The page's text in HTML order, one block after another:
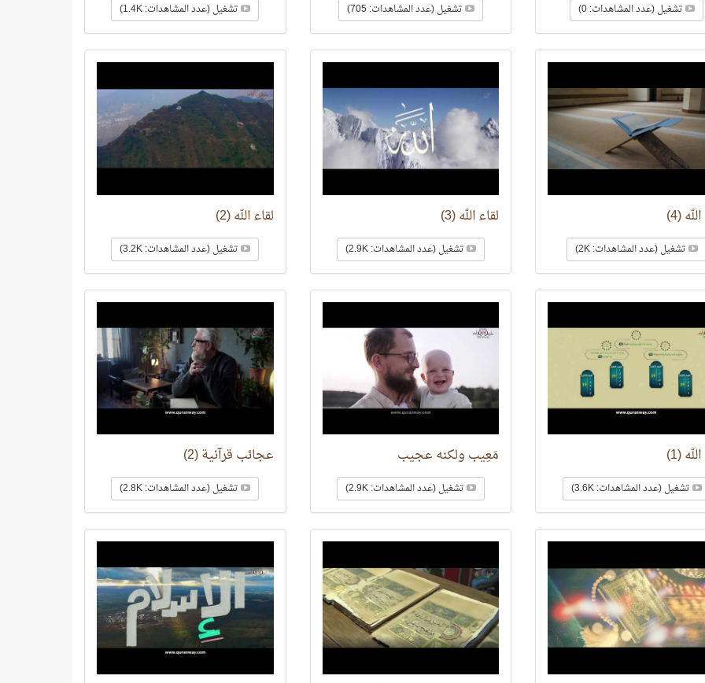
تشغيل (عدد المشاهدات: 0) تشغيل (عدد المشاهدات: 705) تشغيل (عدد المشاهدات: 1.4K)
(4)
تشغيل (عدد المشاهدات: 2K)
لقاء الله (3)
تشغيل (عدد المشاهدات: 2.9K)
لقاء الله (2)
تشغيل (عدد المشاهدات: 3.2K)
(1)
تشغيل (عدد المشاهدات: 3.6K)
مَعِيب ولكنه عجيب
تشغيل (عدد المشاهدات: 2.9K)
عجائب قرآنية (2)
تشغيل (عدد المشاهدات: 2.8K)